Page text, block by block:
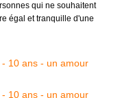
qui ne souhaitent
égal et tranquille d'une